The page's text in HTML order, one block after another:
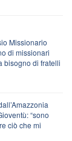
Missionario
di missionari
bisogno di fratelli
“sono
ciò che mi